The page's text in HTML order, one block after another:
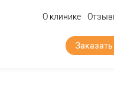
О клинике